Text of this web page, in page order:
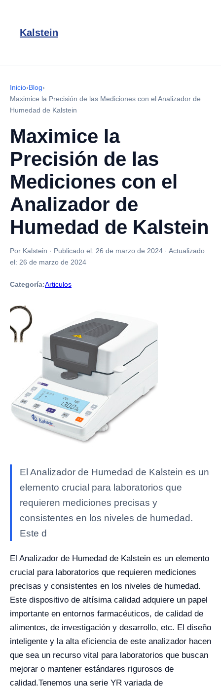
Kalstein
Inicio›Blog›
Maximice la Precisión de las Mediciones con el Analizador de
Humedad de Kalstein
Maximice la
Precisión de las
Mediciones con el
Analizador de
Humedad de Kalstein
Por Kalstein · Publicado el: 26 de marzo de 2024 · Actualizado
el: 26 de marzo de 2024
Categoría:Articulos
El Analizador de Humedad de Kalstein es un
elemento crucial para laboratorios que
requieren mediciones precisas y
consistentes en los niveles de humedad.
Este d
El Analizador de Humedad de Kalstein es un elemento
crucial para laboratorios que requieren mediciones
precisas y consistentes en los niveles de humedad.
Este dispositivo de altísima calidad adquiere un papel
importante en entornos farmacéuticos, de calidad de
alimentos, de investigación y desarrollo, etc. El diseño
inteligente y la alta eficiencia de este analizador hacen
que sea un recurso vital para laboratorios que buscan
mejorar o mantener estándares rigurosos de
calidad.Tenemos una serie YR variada de